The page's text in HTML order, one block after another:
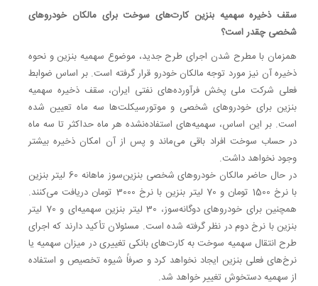
سقف ذخیره سهمیه بنزین کارت‌های سوخت برای مالکان خودروهای
شخصی چقدر است؟
همزمان با مطرح شدن اجرای طرح جدید، موضوع سهمیه بنزین و نحوه
ذخیره آن نیز مورد توجه مالکان خودرو قرار گرفته است. بر اساس ضوابط
فعلی شرکت ملی پخش فرآورده‌های نفتی ایران، سقف ذخیره سهمیه
بنزین برای خودروهای شخصی و موتورسیکلت‌ها سه ماه تعیین شده
است. بر این اساس، سهمیه‌های استفاده‌نشده هر ماه حداکثر تا سه ماه
در حساب سوخت افراد باقی می‌ماند و پس از آن امکان ذخیره بیشتر
وجود نخواهد داشت.
در حال حاضر مالکان خودروهای شخصی بنزین‌سوز ماهانه 60 لیتر بنزین
با نرخ 1500 تومان و 70 لیتر بنزین با نرخ 3000 تومان دریافت می‌کنند.
همچنین برای خودروهای دوگانه‌سوز، 30 لیتر بنزین سهمیه‌ای و 70 لیتر
بنزین با نرخ دوم در نظر گرفته شده است. مسئولان تأکید دارند که اجرای
طرح انتقال سهمیه سوخت به کارت‌های بانکی تغییری در میزان سهمیه یا
نرخ‌های فعلی بنزین ایجاد نخواهد کرد و صرفاً شیوه تخصیص و استفاده
از سهمیه دستخوش تغییر خواهد شد.